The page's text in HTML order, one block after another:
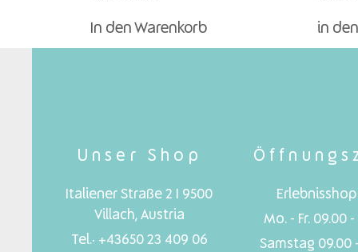
In den Warenkorb in
Unser Shop
Italiener Straße 2 I 9500
Villach, Austria
Tel.: +43650 23 409 06
Mo. - Fr. 09.00 -
Samstag 09.00